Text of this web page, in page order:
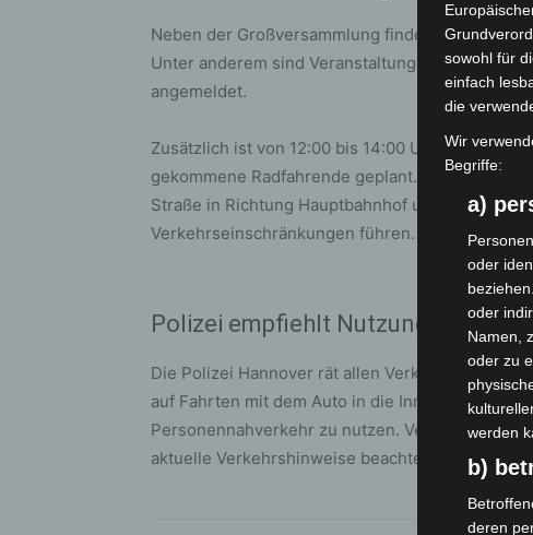
Neben der Großversammlung finden am
Unter anderem sind Veranstaltungen an der
angemeldet.
Zusätzlich ist von 12:00 bis 14:00 Uhr eine
gekommene Radfahrende geplant. Diese führt
Straße in Richtung Hauptbahnhof und Lister
Verkehrseinschränkungen führen.
Polizei empfiehlt Nutzung
Die Polizei Hannover rät allen
auf Fahrten mit dem Auto in die Innenstadt zu
Personennahverkehr zu nutzen.
aktuelle Verkehrshinweise beachten.
sowohl für
einfach
die
Wir
Begriffe:
a)
oder
oder
Namen,
oder zu
werden
b)
deren